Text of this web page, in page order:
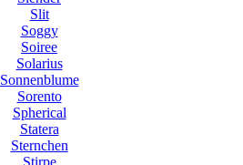
Slit
Soggy
Soiree
Solarius
Sonnenblume
Sorento
Spherical
Statera
Sternchen
Stirpe